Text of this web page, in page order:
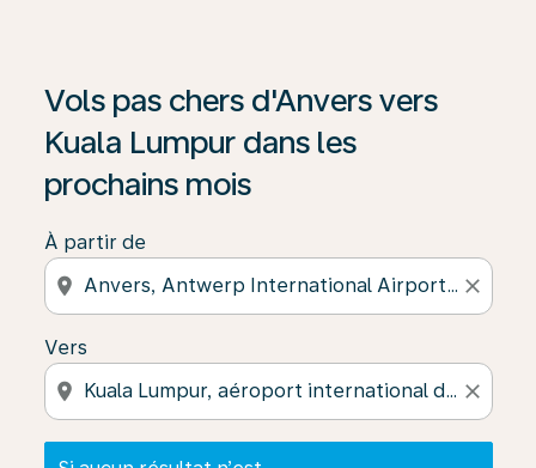
Vols pas chers d'Anvers vers
Kuala Lumpur dans les
prochains mois
À partir de
location_on close
Vers
location_on close
Si aucun résultat n’est disponible, cliquez sur «